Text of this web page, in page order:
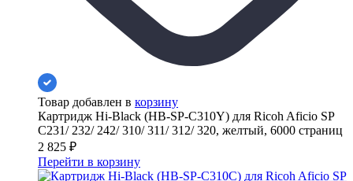
Товар добавлен в корзину
Картридж Hi-Black (HB-SP-C310Y) для Ricoh Aficio SP
C231/ 232/ 242/ 310/ 311/ 312/ 320, желтый, 6000 страниц
2 825 ₽
Перейти в корзину